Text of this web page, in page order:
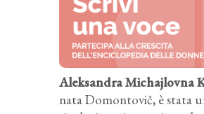
Aleksandra Michajlovna
nata Domontovič, è stata